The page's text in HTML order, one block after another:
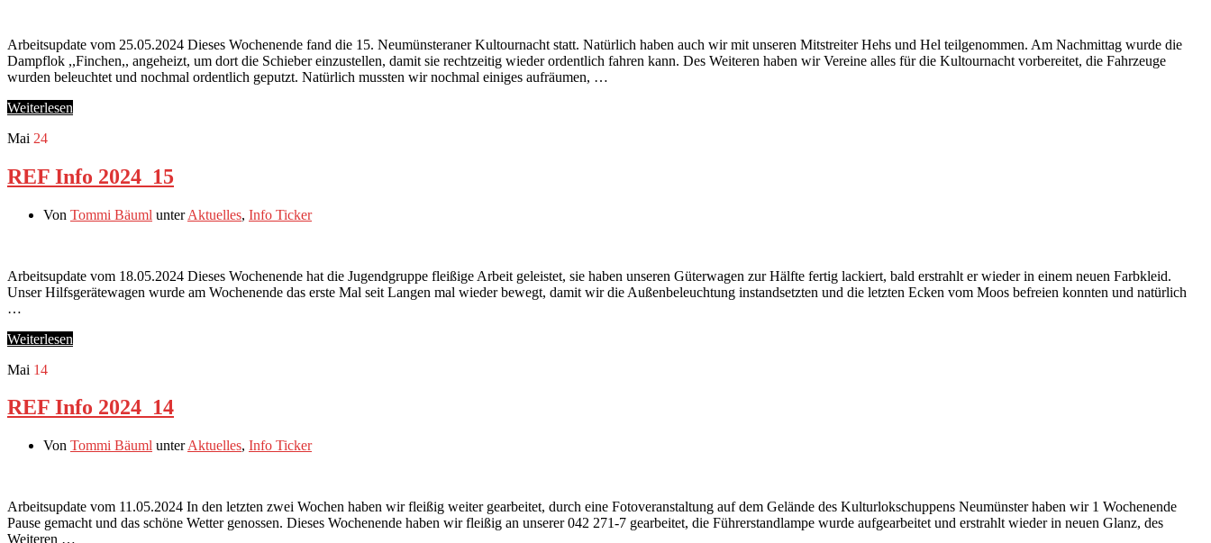
Arbeitsupdate vom 25.05.2024 Dieses Wochenende fand die 15. Neumünsteraner Kultournacht statt. Natürlich haben auch wir mit unseren Mitstreiter Hehs und Hel teilgenommen. Am Nachmittag wurde die
Dampflok ,,Finchen,, angeheizt, um dort die Schieber einzustellen, damit sie rechtzeitig wieder ordentlich fahren kann. Des Weiteren haben wir Vereine alles für die Kultournacht vorbereitet, die Fahrzeuge
wurden beleuchtet und nochmal ordentlich geputzt. Natürlich mussten wir nochmal einiges aufräumen, …
Weiterlesen
Mai 24
REF Info 2024_15
Von Tommi Bäuml unterAktuelles, Info Ticker
Arbeitsupdate vom 18.05.2024 Dieses Wochenende hat die Jugendgruppe fleißige Arbeit geleistet, sie haben unseren Güterwagen zur Hälfte fertig lackiert, bald erstrahlt er wieder in einem neuen Farbkleid.
Unser Hilfsgerätewagen wurde am Wochenende das erste Mal seit Langen mal wieder bewegt, damit wir die Außenbeleuchtung instandsetzten und die letzten Ecken vom Moos befreien konnten und natürlich
…
Weiterlesen
Mai 14
REF Info 2024_14
Von Tommi Bäuml unterAktuelles, Info Ticker
Arbeitsupdate vom 11.05.2024 In den letzten zwei Wochen haben wir fleißig weiter gearbeitet, durch eine Fotoveranstaltung auf dem Gelände des Kulturlokschuppens Neumünster haben wir 1 Wochenende
Pause gemacht und das schöne Wetter genossen. Dieses Wochenende haben wir fleißig an unserer 042 271-7 gearbeitet, die Führerstandlampe wurde aufgearbeitet und erstrahlt wieder in neuen Glanz, des
Weiteren …